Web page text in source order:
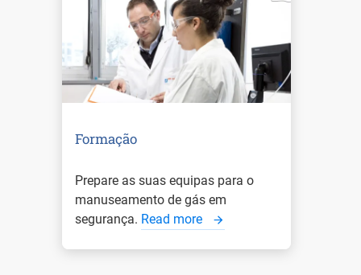
Formação
Prepare as suas equipas para o
manuseamento de gás em
segurança. Read more